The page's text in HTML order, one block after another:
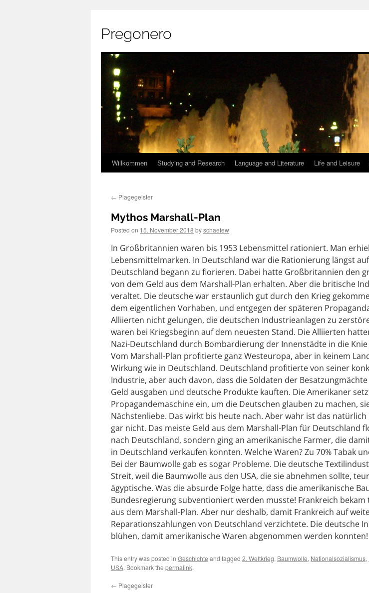
Pregonero
Skip
content
Willkommen Studying and Research Language and Literature Life and Leisure
← Plagegeister
Mythos Marshall-Plan
Posted on 15. November 2018 byschaefew
In Großbritannien waren bis 1953 Lebensmittel rationiert. Man
Lebensmittelmarken. In Deutschland war die Rationierung längst
Deutschland begann zu florieren. Dabei hatte Großbritannien den
von dem Geld aus dem Marshall-Plan erhalten. Aber die britische
veraltet. Die deutsche war erstaunlich gut durch den Krieg
dem eigentlichen Vorhaben, und entgegen der späteren
Alliierten nicht gelungen, die deutschen Industrieanlagen zu
waren bei Kriegsbeginn auf dem neuesten Stand. Die Alliierten
Nazi-Deutschland durch Bombardierung der Innenstädte in die Knie
Vom Marshall-Plan profitierte ganz Westeuropa, aber in keinem
Wirkung wie in Deutschland. Deutschland profitierte von seiner
Industrie, aber auch davon, dass die Soldaten der
Geld ausgaben und deutsche Produkte kauften. Die Amerikaner
Propagandemaschine ein, um die Deutschen glauben zu machen,
Nächstenliebe. Das wirkt bis heute nach. Aber wahr ist das
gar nicht. Das meiste Geld aus dem Marshall-Plan für Deutschland
nach Deutschland, sondern ging an amerikanische Farmer, die
in Deutschland verkaufen konnten. Welche Waren? Zu 70% Tabak
Bei der Baumwolle gab es sogar Probleme. Die deutsche
Streit, weil die Baumwolle aus den USA, die sie abnehmen sollte,
ägyptische. Was die absurde Folge hatte, dass die amerikanische
Bundesregierung subventioniert werden musste! Frankreich bekam
aus dem Marshall-Plan. Aber nur deshalb, damit Frankreich auf
Reparationszahlungen von Deutschland verzichtete. Die deutsche
blühen, damit amerikanische Waren abgenommen werden konnten!
This entry was posted in Geschichte and tagged 2. Weltkrieg, Baumwolle, Nationalsozialismus,
USA. Bookmark the permalink.
← Plagegeister